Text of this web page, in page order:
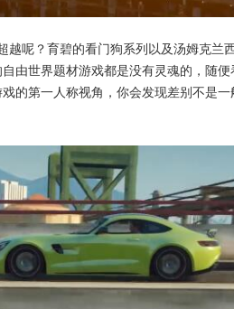
呢？育碧的看门狗系列以及汤姆克兰
由世界题材游戏都是没有灵魂的，随
的第一人称视角，你会发现差别不是一